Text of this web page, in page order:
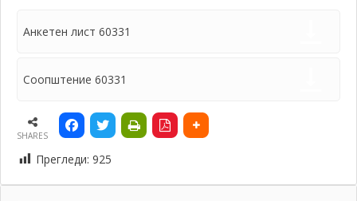
Анкетен лист 60331
Соопштение 60331
SHARES
Прегледи: 925